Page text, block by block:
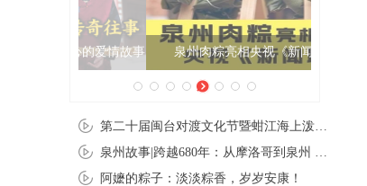
泉州肉粽亮相央视《新闻联播》
阿嬷的粽子：淡淡粽香，岁岁安康！